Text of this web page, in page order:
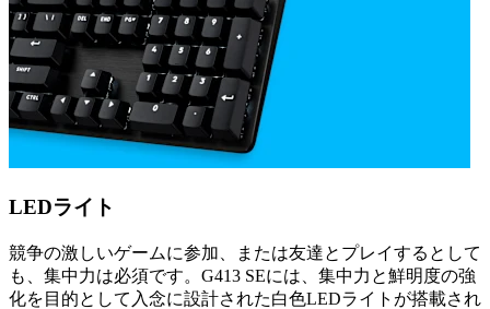
LEDライト
競争の激しいゲームに参加、または友達とプレイするとして
も、集中力は必須です。G413 SEには、集中力と鮮明度の強
化を目的として入念に設計された白色LEDライトが搭載され